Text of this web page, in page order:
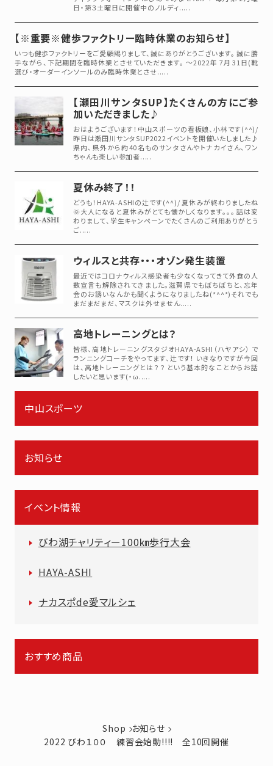
日・第３土曜日に開催中のノルディ.....
【※重要※健歩ファクトリー臨時休業のお知らせ】
いつも健歩ファクトリーをご愛顧賜りまして、誠にありがとうございます。 誠に勝
手ながら、下記期間を臨時休業とさせていただきます。 ～2022年 7月 31日(靴
選び・オーダーインソールのみ臨時休業とさせ.....
【瀬田川サンタSUP】たくさんの方にご参
加いただきました♪
おはようございます！中山スポーツの看板娘、小林です(^^)/
昨日は瀬田川サンタSUP2022イベントを開催いたしました♪
県内、県外から約40名ものサンタさんやトナカイさん、ワン
ちゃんも楽しい参加者.....
夏休み終了！！
どうも！HAYA-ASHIの辻です(^^)/ 夏休みが終わりましたね
🌞大人になると夏休みがとても懐かしくなります。。。 話は変
わりまして、学生キャンペーンでたくさんのご利用ありがとう
ご.....
ウィルスと共存・・・オゾン発生装置
最近ではコロナウィルス感染者も少なくなってきて外食の人
数宣言も解除されてきました。滋賀県でもぼちぼちと、忘年
会のお誘いなんかも聞くようになりましたね(*^^*)それでも
まだまだまだ、マスクは外せません.....
高地トレーニングとは？
皆様、高地トレーニングスタジオHAYA-ASHI（ハヤアシ） で
ランニングコーチをやってます、辻です！ いきなりですが今回
は、高地トレーニングとは？？ という基本的なことからお話
したいと思います(・ω.....
中山スポーツ
お知らせ
イベント情報
びわ湖チャリティー100㎞歩行大会
HAYA-ASHI
ナカスポde愛マルシェ
おすすめ商品
Shop お知らせ
2022 びわ１００ 練習会始動!!!! 全10回開催